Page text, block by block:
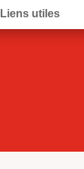
Liens utiles